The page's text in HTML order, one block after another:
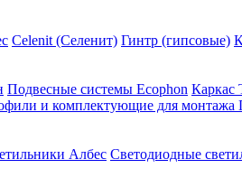
Celenit (Селенит) Гинтр (гипсовые)
Подвесные системы Ecophon Каркас
и комплектующие для монтажа
Албес Светодиодные